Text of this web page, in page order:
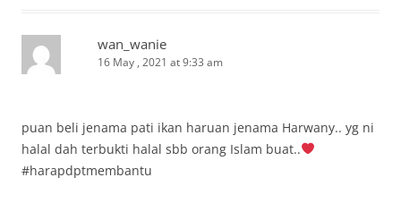
wan_wanie
16 May , 2021 at 9:33 am
puan beli jenama pati ikan haruan jenama Harwany.. yg ni
halal dah terbukti halal sbb orang Islam buat..
#harapdptmembantu